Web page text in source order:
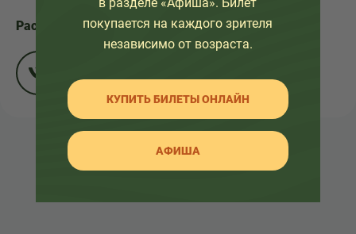
Расскажите друзьям:покупается на каждого зрителя
независимо от возраста.
КУПИТЬ БИЛЕТЫ ОНЛАЙН
АФИША